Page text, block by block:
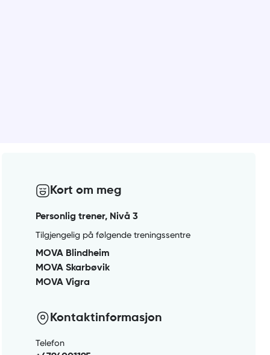
Kort om meg
Personlig trener, Nivå 3
Tilgjengelig på følgende treningssentre
MOVA Blindheim
MOVA Skarbøvik
MOVA Vigra
Kontaktinformasjon
Telefon